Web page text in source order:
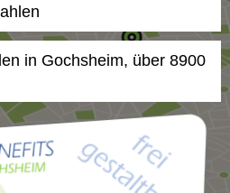
in Gochsheim, über 8900